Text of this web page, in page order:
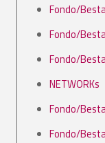
Fondo/
Fondo/
Fondo/
NETWORKs
Fondo/
Fondo/